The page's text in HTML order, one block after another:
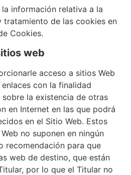
información relativa a la
de las cookies en
Cookies.
web
acceso a sitios Web
con la finalidad
la existencia de otras
en Internet en las que podrá
en el Sitio Web. Estos
no suponen en ningún
recomendación para que
web de destino, que están
por lo que el Titular no